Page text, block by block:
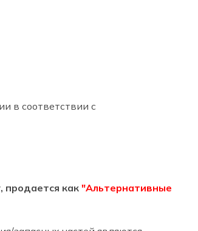
в соответствии с
продается как "Альтернативные